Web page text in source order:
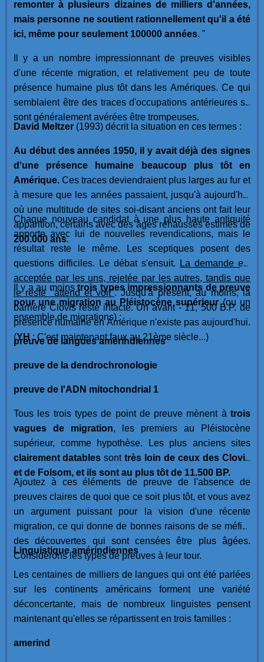
remonter à plusieurs dizaines de milliers d'années,
mais personne ne soutient rationnellement qu'il a été
ici, même pour seulement 100000 années. "
Il y a un nombre impressionnant de preuves visibles
d'une récente migration, et relativement peu de toute
présence humaine plus tôt dans les Amériques. Ce qui
semblaient être des traces d'occupations antérieures se
sont généralement avérées être trompeuses.
David Meltzer (1993) décrit la situation en ces termes :
Au début des années 1950, il y avait déjà des signes
d'une présence humaine beaucoup plus tôt en
Amérique. Ces traces deviendraient plus larges au fur et
à mesure que les années passaient, jusqu'à aujourd'hui
où une multitude de sites soi-disant anciens ont fait leur
apparition, certains avec des âges réhaussés estimés de
200.000 ans.
Chaque nouveau candidat à une plus haute antiquité
apporte avec lui de nouvelles revendications, mais le
résultat reste le même. Les sceptiques posent des
questions difficiles. Le débat s'ensuit. La demande est
acceptée par les uns, rejetée par les autres, tandis que
le reste "attend et voit". Jusqu'à présent, au moins, la
barrière Clovis reste intacte. Un avant - 11, 500 B.P. de
présence humaine en Amérique n'existe pas aujourd'hui.
(YH: C'est maintenant faux au 21ème siècle...)
Il y a au moins trois types impressionnants de preuve
pour une migration au Pléistocène supérieur(ou un
ensemble de migrations) :
preuve de langues amérindiennes
preuve de la dendrochronologie
preuve de l'ADN mitochondrial 1
Tous les trois types de point de preuve mènent à trois
vagues de migration, les premiers au Pléistocène
supérieur, comme hypothèse. Les plus anciens sites
clairement datables sont très loin de ceux des Clovis
et de Folsom, et ils sont au plus tôt de 11.500 BP.
Ajoutez à ces éléments de preuve de l'absence de
preuves claires de quoi que ce soit plus tôt, et vous avez
un argument puissant pour la vision d'une récente
migration, ce qui donne de bonnes raisons de se méfier
des découvertes qui sont censées être plus âgées.
Considérons les types de preuves à leur tour.
Linguistique amérindiennes
Les centaines de milliers de langues qui ont été parlées
sur les continents américains forment une variété
déconcertante, mais de nombreux linguistes pensent
maintenant qu'elles se répartissent en trois familles :
amerind